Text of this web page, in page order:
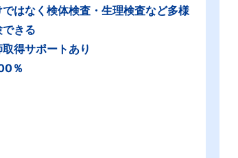
はなく検体検査・生理検査など多様
きる
得サポートあり
％